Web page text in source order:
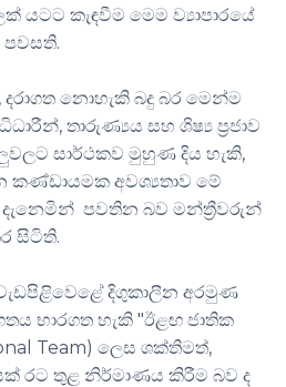
කැඳවීම මෙම ව්‍යාපාරයේ
පවසති.
නොහැකි බදු බර මෙන්ම
තාරුණ්‍යය සහ ශිෂ්‍ය ප්‍රජාව
සාර්ථකව මුහුණ දිය හැකි,
කණ්ඩායමක අවශ්‍යතාව මේ
පවතින බව මන්ත්‍රීවරුන්
සිටිති.
දිගුකාලීන අරමුණ
භාරගත හැකි "ඊළඟ ජාතික
Team) ලෙස ශක්තිමත්,
රට තුළ නිර්මාණය කිරීම බව ද